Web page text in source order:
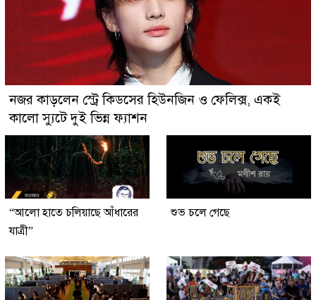
নজর কাড়লেন স্ট্রে কিডসের হিউনজিন ও ফেলিক্স, একই
কালো স্যুটে দুই ভিন্ন ফ্যাশন
“আলো হাতে চলিয়াছে আঁধারের
যাত্রী”
শুভ চলে গেছে